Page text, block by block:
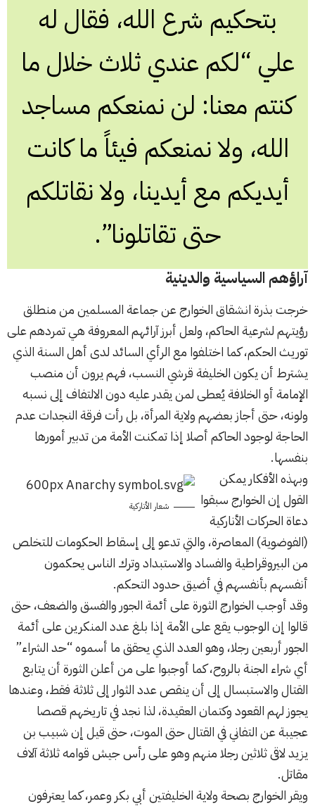
بتحكيم شرع الله، فقال له
علي “لكم عندي ثلاث خلال ما
كنتم معنا: لن نمنعكم مساجد
الله، ولا نمنعكم فيئاً ما كانت
أيديكم مع أيدينا، ولا نقاتلكم
حتى تقاتلونا”.
آراؤهم السياسية والدينية
خرجت بذرة انشقاق الخوارج عن جماعة المسلمين من منطلق
رؤيتهم لشرعية الحاكم، ولعل أبرز آرائهم المعروفة هي تمردهم على
توريث الحكم، كما اختلفوا مع الرأي السائد لدى أهل السنة الذي
يشترط أن يكون الخليفة قرشي النسب، فهم يرون أن منصب
الإمامة أو الخلافة يُعطى لمن يقدر عليه دون الالتفاف إلى نسبه
ولونه، حتى أجاز بعضهم ولاية المرأة، بل رأت فرقة النجدات عدم
الحاجة لوجود الحاكم أصلا إذا تمكنت الأمة من تدبير أمورها
بنفسها.
شعار الأناركية
وبهذه الأفكار يمكن
القول إن الخوارج سبقوا
دعاة الحركات الأناركية
(الفوضوية) المعاصرة، والتي تدعو إلى إسقاط الحكومات للتخلص
من البيروقراطية والفساد والاستبداد وترك الناس يحكمون
أنفسهم بأنفسهم في أضيق حدود التحكم.
وقد أوجب الخوارج الثورة على أئمة الجور والفسق والضعف، حتى
قالوا إن الوجوب يقع على الأمة إذا بلغ عدد المنكرين على أئمة
الجور أربعين رجلا، وهو العدد الذي يحقق ما أسموه “حد الشراء”
أي شراء الجنة بالروح، كما أوجبوا على من أعلن الثورة أن يتابع
القتال والاستبسال إلى أن ينقص عدد الثوار إلى ثلاثة فقط، وعندها
يجوز لهم القعود وكتمان العقيدة، لذا نجد في تاريخهم قصصا
عجيبة عن التفاني في القتال حتى الموت، حتى قيل إن شبيب بن
يزيد لاقى ثلاثين رجلا منهم وهو على رأس جيش قوامه ثلاثة آلاف
مقاتل.
ويقر الخوارج بصحة ولاية الخليفتين أبي بكر وعمر، كما يعترفون